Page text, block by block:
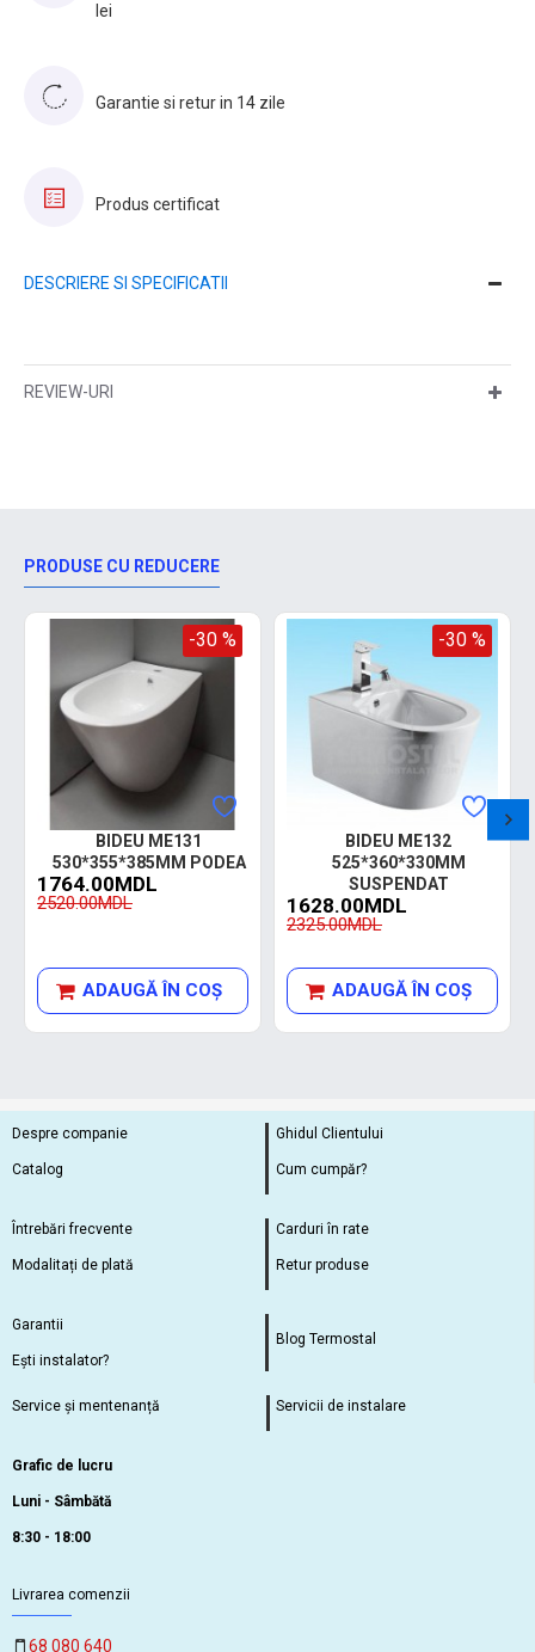
lei
Garantie si retur in 14 zile
Produs certificat
DESCRIERE SI SPECIFICATII
REVIEW-URI
PRODUSE CU REDUCERE
-30 %
BIDEU ME131
530*355*385MM PODEA
1764.00MDL
2520.00MDL
ADAUGĂ ÎN COŞ
-30 %
BIDEU ME132
525*360*330MM
SUSPENDAT
1628.00MDL
2325.00MDL
ADAUGĂ ÎN COŞ
Despre companie
Catalog
Ghidul Clientului
Cum cumpăr?
Întrebări frecvente
Modalitați de plată
Carduri în rate
Retur produse
Garantii
Ești instalator?
Blog Termostal
Service și mentenanță Servicii de instalare
Grafic de lucru
Luni - Sâmbătă
8:30 - 18:00
Livrarea comenzii
68 080 640